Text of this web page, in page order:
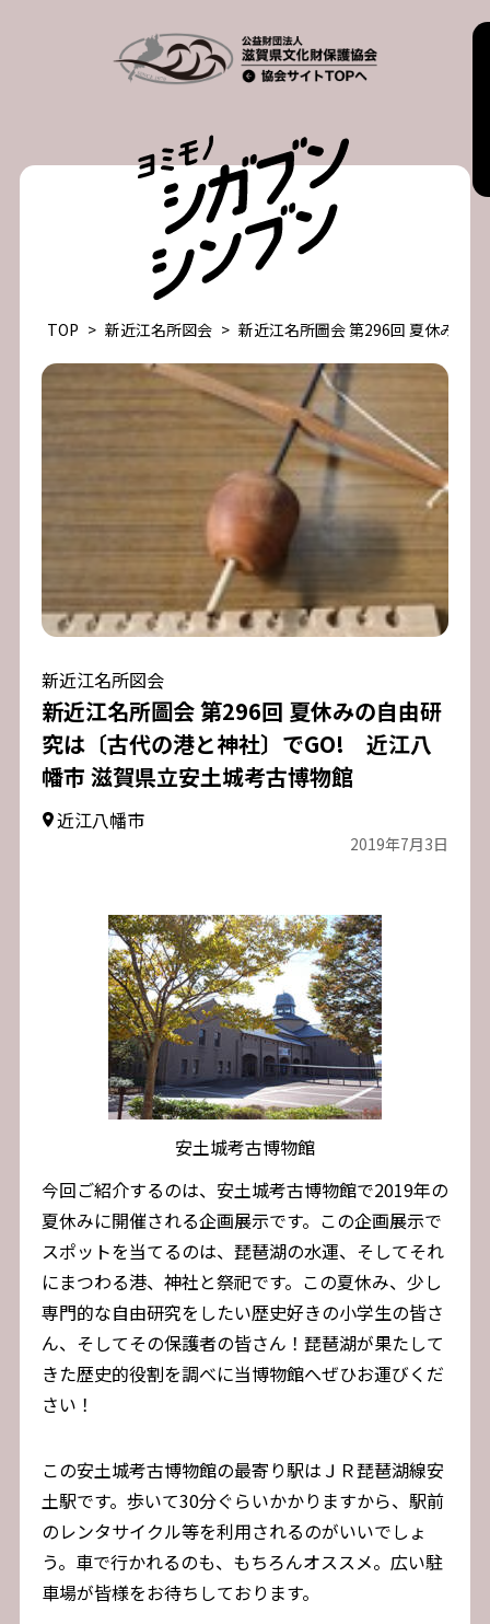
TOP > 新近江名所図会 > 新近江名所圖会 第296回 夏休みの
新近江名所図会
新近江名所圖会 第296回 夏休みの自由研
究は〔古代の港と神社〕でGO! 近江八
幡市 滋賀県立安土城考古博物館
近江八幡市
2019年7月3日
安土城考古博物館
今回ご紹介するのは、安土城考古博物館で2019年の
夏休みに開催される企画展示です。この企画展示で
スポットを当てるのは、琵琶湖の水運、そしてそれ
にまつわる港、神社と祭祀です。この夏休み、少し
専門的な自由研究をしたい歴史好きの小学生の皆さ
ん、そしてその保護者の皆さん！琵琶湖が果たして
きた歴史的役割を調べに当博物館へぜひお運びくだ
さい！
この安土城考古博物館の最寄り駅はＪＲ琵琶湖線安
土駅です。歩いて30分ぐらいかかりますから、駅前
のレンタサイクル等を利用されるのがいいでしょ
う。車で行かれるのも、もちろんオススメ。広い駐
車場が皆様をお待ちしております。